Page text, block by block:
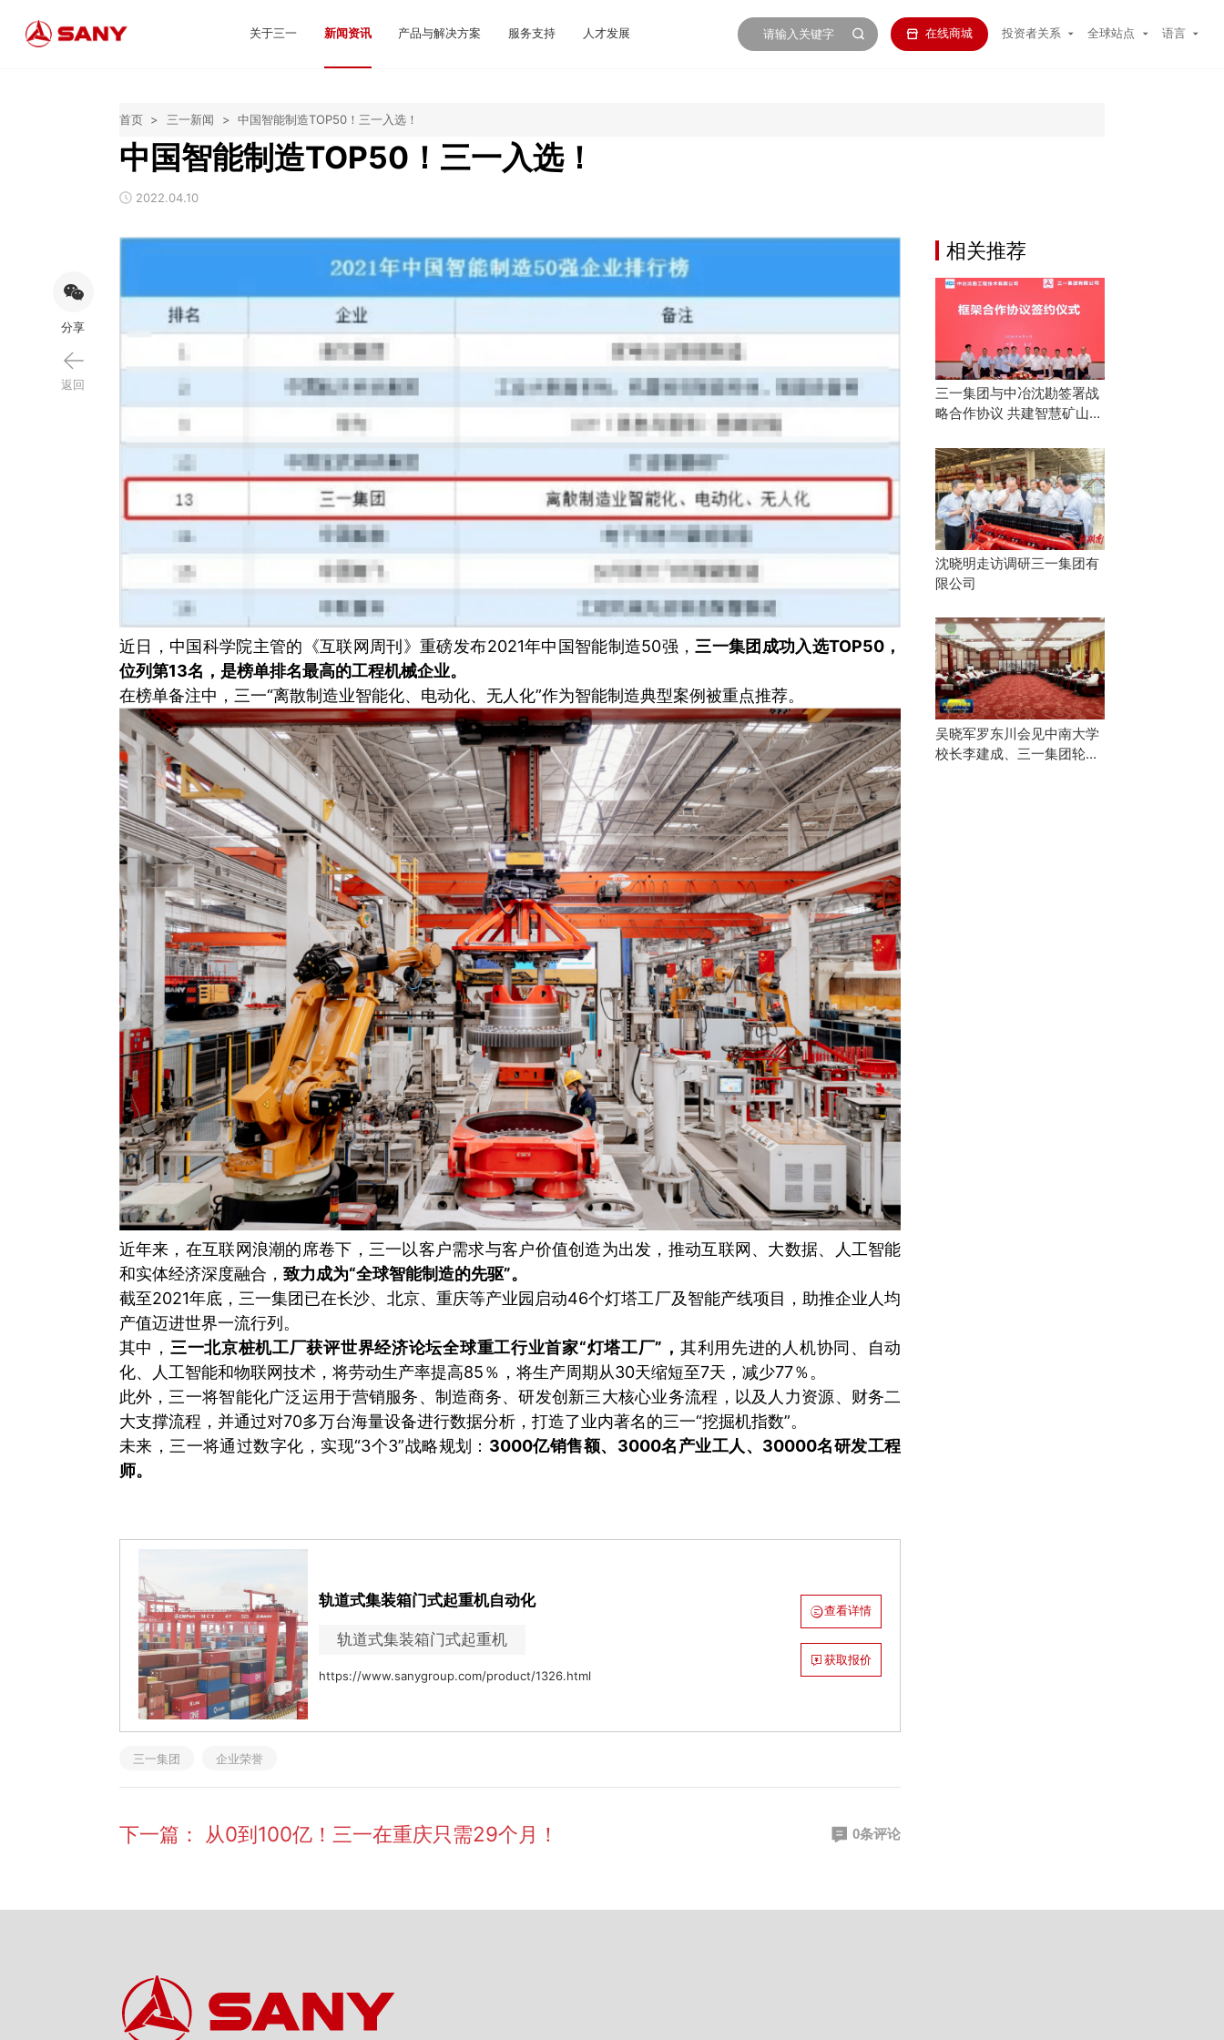
关于三一 新闻资讯 产品与解决方案 服务支持 人才发展 在线商城 投资者关系 全球站点 语言
首页 > 三一新闻 > 中国智能制造TOP50！三一入选！
中国智能制造TOP50！三一入选！
2022.04.10
近日，中国科学院主管的《互联网周刊》重磅发布2021年中国智能制造50强，三一集团成功入选TOP50，
位列第13名，是榜单排名最高的工程机械企业。
在榜单备注中，三一“离散制造业智能化、电动化、无人化”作为智能制造典型案例被重点推荐。
近年来，在互联网浪潮的席卷下，三一以客户需求与客户价值创造为出发，推动互联网、大数据、人工智能
和实体经济深度融合， 致力成为“全球智能制造的先驱”。
截至2021年底，三一集团已在长沙、北京、重庆等产业园启动46个灯塔工厂及智能产线项目，助推企业人均
产值迈进世界一流行列。
其中， 三一北京桩机工厂获评世界经济论坛全球重工行业首家“灯塔工厂”， 其利用先进的人机协同、自动
化、人工智能和物联网技术，将劳动生产率提高85％，将生产周期从30天缩短至7天，减少77％。
此外，三一将智能化广泛运用于营销服务、制造商务、研发创新三大核心业务流程，以及人力资源、财务二
大支撑流程，并通过对70多万台海量设备进行数据分析，打造了业内著名的三一“挖掘机指数”。
未来，三一将通过数字化，实现“3个3”战略规划： 3000亿销售额、3000名产业工人、30000名研发工程
师。
轨道式集装箱门式起重机自动化
轨道式集装箱门式起重机
https://www.sanygroup.com/product/1326.html
查看详情
获取报价
三一集团 企业荣誉
下一篇： 从0到100亿！三一在重庆只需29个月！ 0条评论
分享
返回
相关推荐
三一集团与中冶沈勘签署战
略合作协议 共建智慧矿山产
沈晓明走访调研三一集团有
限公司
吴晓军罗东川会见中南大学
校长李建成、三一集团轮值